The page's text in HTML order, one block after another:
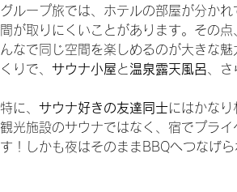
グループ旅では、ホテルの部屋が分か
間が取りにくいことがあります。その点
んなで同じ空間を楽しめるのが大きな
くりで、 サウナ小屋と 温泉露天風呂 、
特に、 サウナ好きの友達同士にはかなり
観光施設のサウナではなく、宿でプラ
す！しかも夜はそのままBBQへつなげら